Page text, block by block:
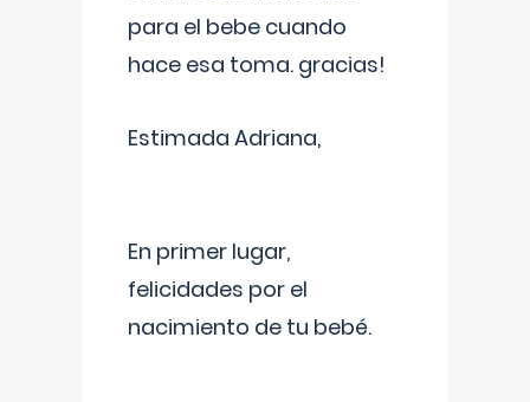
para el bebe cuando
hace esa toma. gracias!
Estimada Adriana,
En primer lugar,
felicidades por el
nacimiento de tu bebé.